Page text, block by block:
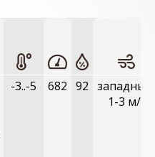
-3..-5 682 92 западный,
1-3 м/с